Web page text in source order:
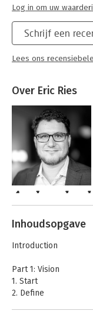
Schrijf een
Lees ons
Log in om uw
Over Eric Ries
Andere
Inhoudsopgave
Introduction
Part 1: Vision
1. Start
2. Define